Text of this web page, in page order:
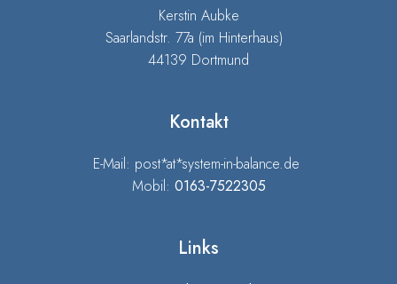
Kerstin Aubke
Saarlandstr. 77a (im Hinterhaus)
44139 Dortmund
Kontakt
E-Mail: post*at*system-in-balance.de
Mobil: 0163-7522305
Links